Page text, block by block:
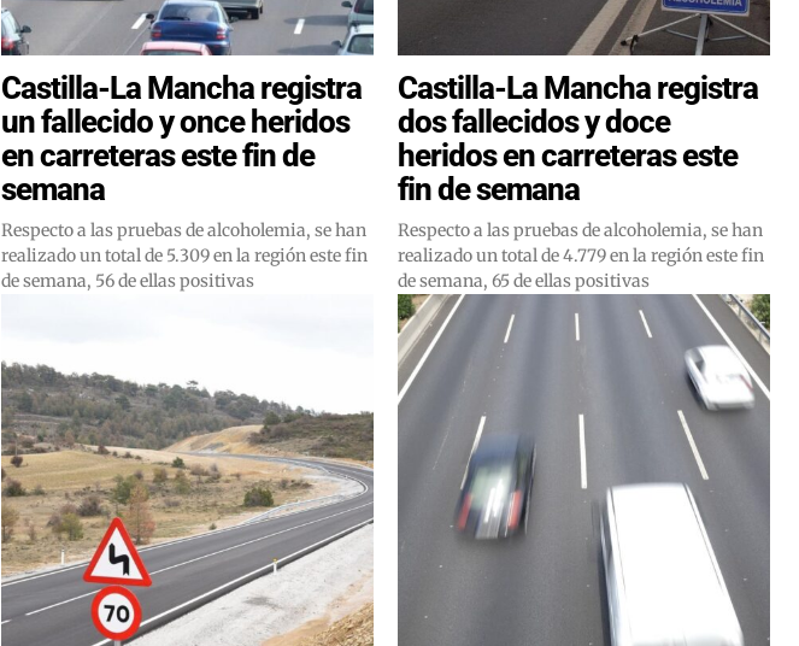
Castilla-La Mancha registra
un fallecido y once heridos
en carreteras este fin de
semana
Respecto a las pruebas de alcoholemia, se han
realizado un total de 5.309 en la región este fin
de semana, 56 de ellas positivas
Castilla-La Mancha registra
dos fallecidos y doce
heridos en carreteras este
fin de semana
Respecto a las pruebas de alcoholemia, se han
realizado un total de 4.779 en la región este fin
de semana, 65 de ellas positivas